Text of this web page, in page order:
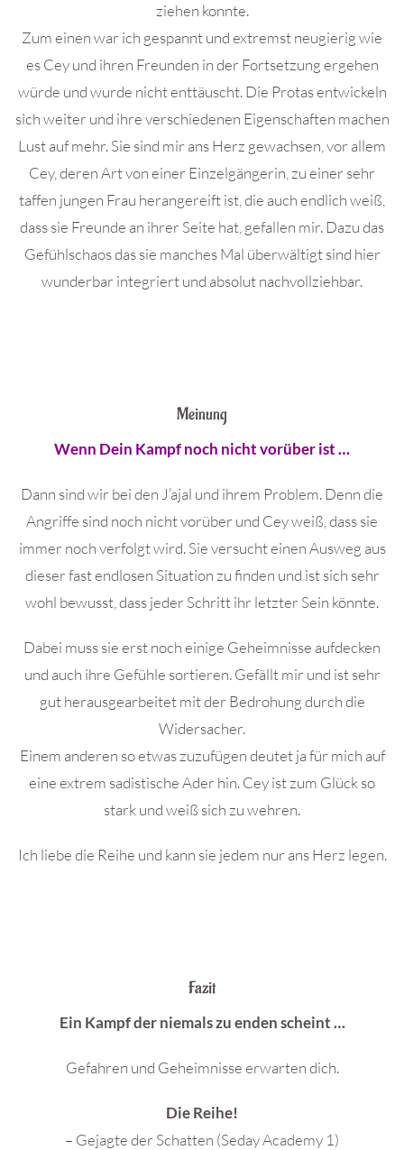
ziehen konnte.
Zum einen war ich gespannt und extremst neugierig wie
es Cey und ihren Freunden in der Fortsetzung ergehen
würde und wurde nicht enttäuscht. Die Protas entwickeln
sich weiter und ihre verschiedenen Eigenschaften machen
Lust auf mehr. Sie sind mir ans Herz gewachsen, vor allem
Cey, deren Art von einer Einzelgängerin, zu einer sehr
taffen jungen Frau herangereift ist, die auch endlich weiß,
dass sie Freunde an ihrer Seite hat, gefallen mir. Dazu das
Gefühlschaos das sie manches Mal überwältigt sind hier
wunderbar integriert und absolut nachvollziehbar.
Meinung
Wenn Dein Kampf noch nicht vorüber ist …
Dann sind wir bei den J’ajal und ihrem Problem. Denn die
Angriffe sind noch nicht vorüber und Cey weiß, dass sie
immer noch verfolgt wird. Sie versucht einen Ausweg aus
dieser fast endlosen Situation zu finden und ist sich sehr
wohl bewusst, dass jeder Schritt ihr letzter Sein könnte.
Dabei muss sie erst noch einige Geheimnisse aufdecken
und auch ihre Gefühle sortieren. Gefällt mir und ist sehr
gut herausgearbeitet mit der Bedrohung durch die
Widersacher.
Einem anderen so etwas zuzufügen deutet ja für mich auf
eine extrem sadistische Ader hin. Cey ist zum Glück so
stark und weiß sich zu wehren.
Ich liebe die Reihe und kann sie jedem nur ans Herz legen.
Fazit
Ein Kampf der niemals zu enden scheint …
Gefahren und Geheimnisse erwarten dich.
Die Reihe!
– Gejagte der Schatten (Seday Academy 1)